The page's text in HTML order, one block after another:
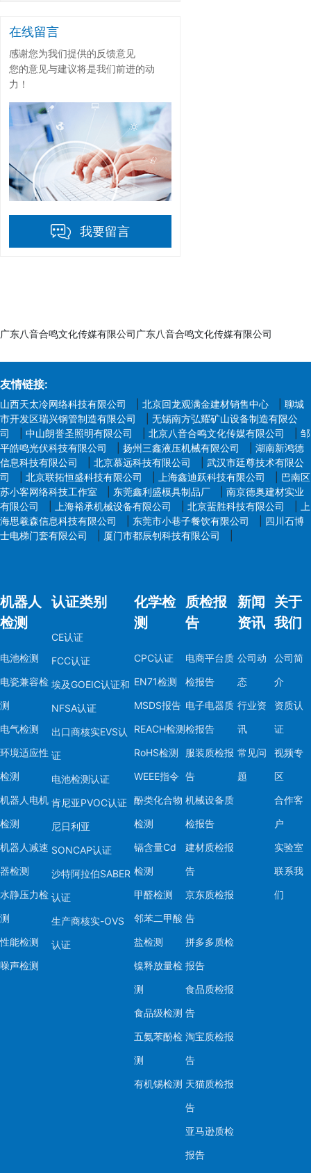
在线留言
感谢您为我们提供的反馈意见
您的意见与建议将是我们前进的动
力！
我要留言
广东八音合鸣文化传媒有限公司广东八音合鸣文化传媒有限公司
友情链接:
山西天太冷网络科技有限公司 北京回龙观满金建材销售中心
聊城
市开发区瑞兴钢管制造有限公司
无锡南方弘耀矿山设备制造有限公
司
中山朗誉圣照明有限公司 北京八音合鸣文化传媒有限公司
邹
平皓鸣光伏科技有限公司
扬州三鑫液压机械有限公司
湖南新鸿德
信息科技有限公司
北京慕远科技有限公司
武汉市廷尊技术有限公
司
北京联拓恒盛科技有限公司 上海鑫迪跃科技有限公司
巴南区
苏小客网络科技工作室
东莞鑫利盛模具制品厂
南京德奥建材实业
有限公司
上海裕承机械设备有限公司 北京蜚胜科技有限公司
上
海思羲森信息科技有限公司
东莞市小巷子餐饮有限公司
四川石博
士电梯门套有限公司
厦门市都辰钊科技有限公司
机器人
检测
电池检测
电瓷兼容检
测
电气检测
环境适应性
检测
机器人电机
检测
机器人减速
器检测
水静压力检
测
性能检测
噪声检测
认证类别
CE认证
FCC认证
埃及GOEIC认证和
NFSA认证
出口商核实EVS认
证
电池检测认证
肯尼亚PVOC认证
尼日利亚
SONCAP认证
沙特阿拉伯SABER
认证
生产商核实-OVS
认证
化学检
测
CPC认证
EN71检测
MSDS报告
REACH检测
RoHS检测
WEEE指令
酚类化合物
检测
镉含量Cd
检测
甲醛检测
邻苯二甲酸
盐检测
镍释放量检
测
食品级检测
五氨苯酚检
测
有机锡检测
质检报
告
电商平台质
检报告
电子电器质
检报告
服装质检报
告
机械设备质
检报告
建材质检报
告
京东质检报
告
拼多多质检
报告
食品质检报
告
淘宝质检报
告
天猫质检报
告
亚马逊质检
报告
新闻
资讯
公司动
态
行业资
讯
常见问
题
关于
我们
公司简
介
资质认
证
视频专
区
合作客
户
实验室
联系我
们